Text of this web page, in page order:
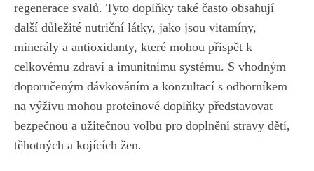
regenerace svalů. Tyto doplňky​ také často⁣ obsahují ​
další důležité ‍nutriční⁣ látky, jako jsou ‍vitamíny,
minerály a antioxidanty, které mohou přispět k
celkovému zdraví a‍ imunitnímu systému. S vhodným
doporučeným ⁣dávkováním a konzultací s odborníkem
na výživu ​mohou proteinové doplňky představovat
bezpečnou a užitečnou volbu pro doplnění stravy dětí,
těhotných a kojících žen.